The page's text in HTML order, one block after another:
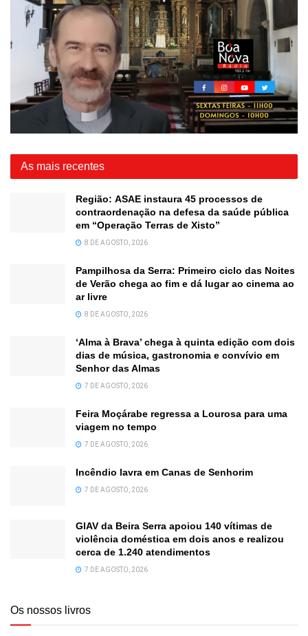
As mais recentes
Região: ASAE instaura 45 processos de
contraordenação na defesa da saúde pública
em “Operação Terras de Xisto”
8 DE AGOSTO, 2026
Pampilhosa da Serra: Primeiro ciclo das Noites
de Verão chega ao fim e dá lugar ao cinema ao
ar livre
8 DE AGOSTO, 2026
‘Alma à Brava’ chega à quinta edição com dois
dias de música, gastronomia e convívio em
Senhor das Almas
7 DE AGOSTO, 2026
Feira Moçárabe regressa a Lourosa para uma
viagem no tempo
7 DE AGOSTO, 2026
Incêndio lavra em Canas de Senhorim
7 DE AGOSTO, 2026
GIAV da Beira Serra apoiou 140 vítimas de
violência doméstica em dois anos e realizou
cerca de 1.240 atendimentos
7 DE AGOSTO, 2026
Os nossos livros